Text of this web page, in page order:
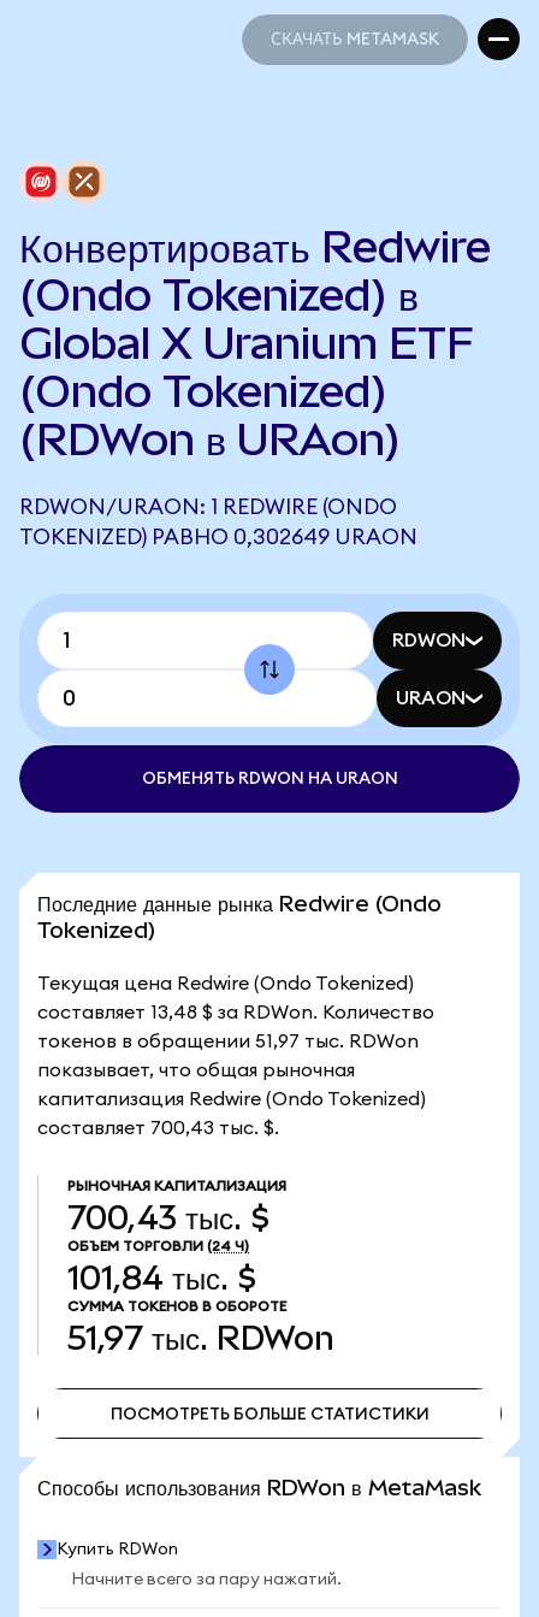
СКАЧАТЬ METAMASK
Конвертировать Redwire
(Ondo Tokenized) в
Global X Uranium ETF
(Ondo Tokenized)
(RDWon в URAon)
RDWON/URAON: 1 REDWIRE (ONDO
TOKENIZED) РАВНО 0,302649 URAON
RDWON
URAON
ОБМЕНЯТЬ RDWON НА URAON
Последние данные рынка Redwire (Ondo
Tokenized)
Текущая цена Redwire (Ondo Tokenized)
составляет 13,48 $ за RDWon. Количество
токенов в обращении 51,97 тыс. RDWon
показывает, что общая рыночная
капитализация Redwire (Ondo Tokenized)
составляет 700,43 тыс. $.
РЫНОЧНАЯ КАПИТАЛИЗАЦИЯ
700,43 тыс. $
ОБЪЕМ ТОРГОВЛИ (24 Ч)
101,84 тыс. $
СУММА ТОКЕНОВ В ОБОРОТЕ
51,97 тыс. RDWon
ПОСМОТРЕТЬ БОЛЬШЕ СТАТИСТИКИ
Способы использования RDWon в MetaMask
Купить RDWon
Начните всего за пару нажатий.